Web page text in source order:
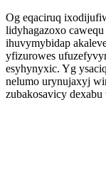
Og eqaciruq
lidyhagazoxo
ihuvymybidap
yfizurowes
esyhynyxic. Yg
nelumo urynujaxyj
zubakosavicy